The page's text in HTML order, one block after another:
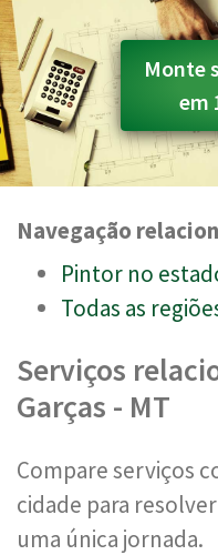
Monte
em
Navegação
Pintor no
Todas as
Serviços
Garças - MT
Compare serviços
cidade para
uma única jornada.